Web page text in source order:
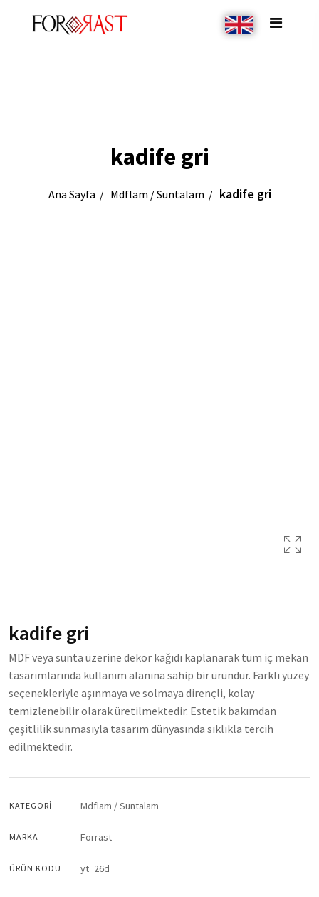
kadife gri
Ana Sayfa Mdflam / Suntalam kadife gri
kadife gri
MDF veya sunta üzerine dekor kağıdı kaplanarak tüm iç mekan
tasarımlarında kullanım alanına sahip bir üründür. Farklı yüzey
seçenekleriyle aşınmaya ve solmaya dirençli, kolay
temizlenebilir olarak üretilmektedir. Estetik bakımdan
çeşitlilik sunmasıyla tasarım dünyasında sıklıkla tercih
edilmektedir.
KATEGORI Mdflam / Suntalam
MARKA Forrast
ÜRÜN KODU yt_26d